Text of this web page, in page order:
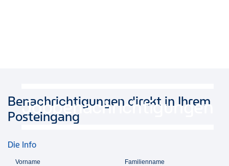
Jobbenachrichtigungen
Benachrichtigungen direkt in Ihrem
Posteingang
Die Info
Vorname Familienname